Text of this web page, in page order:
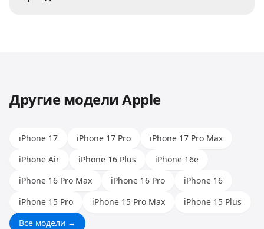
Другие моделиApple
iPhone 17 iPhone 17 Pro
iPhone 17 Pro Max
iPhone Air
iPhone 16 Plus
iPhone 16e
iPhone 16 Pro Max
iPhone 16 Pro
iPhone 16
iPhone 15 Pro
iPhone 15 Pro Max
iPhone 15 Plus
Все модели →